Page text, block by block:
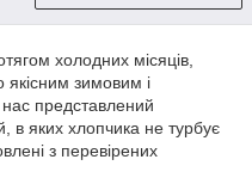
холодних місяців,
якісним зимовим і
представлений
в яких хлопчика не турбує
з перевірених